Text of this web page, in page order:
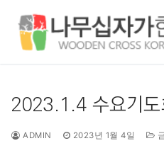
2023.1.4 수요기도
ADMIN 2023년 1월 4일